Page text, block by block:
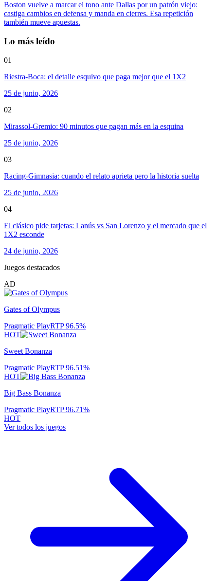
Boston vuelve a marcar el tono ante Dallas por un patrón viejo:
castiga cambios en defensa y manda en cierres. Esa repetición
también mueve apuestas.
Lo más leído
01
Riestra-Boca: el detalle esquivo que paga mejor que el 1X2
25 de junio, 2026
02
Mirassol-Gremio: 90 minutos que pagan más en la esquina
25 de junio, 2026
03
Racing-Gimnasia: cuando el relato aprieta pero la historia suelta
25 de junio, 2026
04
El clásico pide tarjetas: Lanús vs San Lorenzo y el mercado que el
1X2 esconde
24 de junio, 2026
Juegos destacados
AD
Gates of Olympus
Pragmatic PlayRTP96.5%
HOT
Sweet Bonanza
Pragmatic PlayRTP96.51%
HOT
Big Bass Bonanza
Pragmatic PlayRTP96.71%
HOT
Ver todos los juegos